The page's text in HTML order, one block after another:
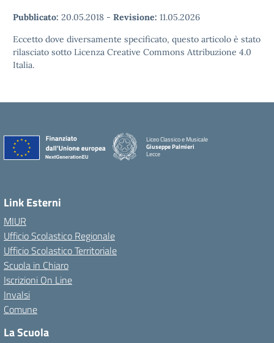
Pubblicato: 20.05.2018 - Revisione: 11.05.2026
Eccetto dove diversamente specificato, questo articolo è stato
rilasciato sotto Licenza Creative Commons Attribuzione 4.0
Italia.
Liceo Classico e Musicale
Giuseppe Palmieri
Lecce
Link Esterni
MIUR
Ufficio Scolastico Regionale
Ufficio Scolastico Territoriale
Scuola in Chiaro
Iscrizioni On Line
Invalsi
Comune
La Scuola